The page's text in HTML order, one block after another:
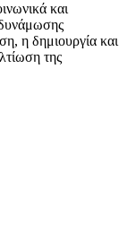
και
η δημιουργία και
της